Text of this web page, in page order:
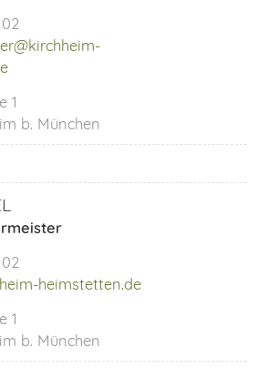
1
b. München
heimstetten.de
1
b. München